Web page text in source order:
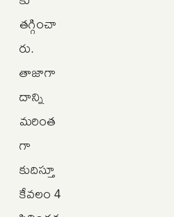
తగ్గించా
రు.
తాజాగా
దాన్ని
మరింత
గా
కుదిస్తూ
కేవలం 4